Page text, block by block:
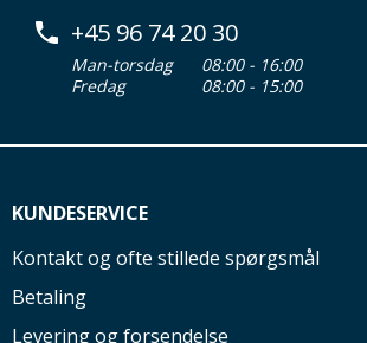
+45 96 74 20 30
Man-torsdag
08:00 - 16:00
Fredag
08:00 - 15:00
KUNDESERVICE
Kontakt og ofte stillede spørgsmål
Betaling
Levering og forsendelse